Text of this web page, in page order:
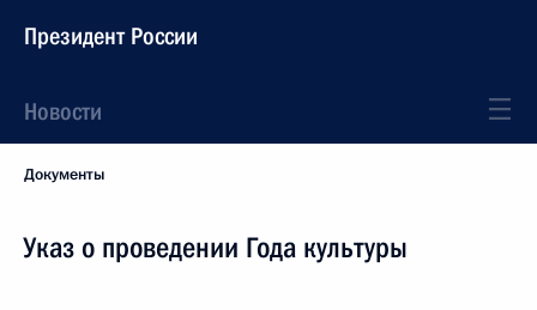
Президент России
Новости
Документы
Указ о проведении Года культуры